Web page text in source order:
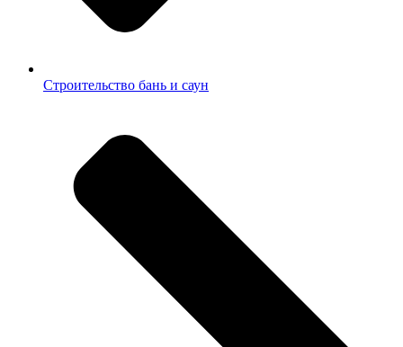
Строительство бань и саун